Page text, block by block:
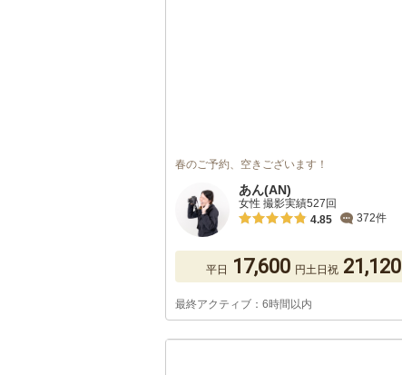
春のご予約、空きございます！
あん(AN)
女性 撮影実績527回
4.85
372件
平日 17,600 円土日祝 21,120
最終アクティブ：6時間以内